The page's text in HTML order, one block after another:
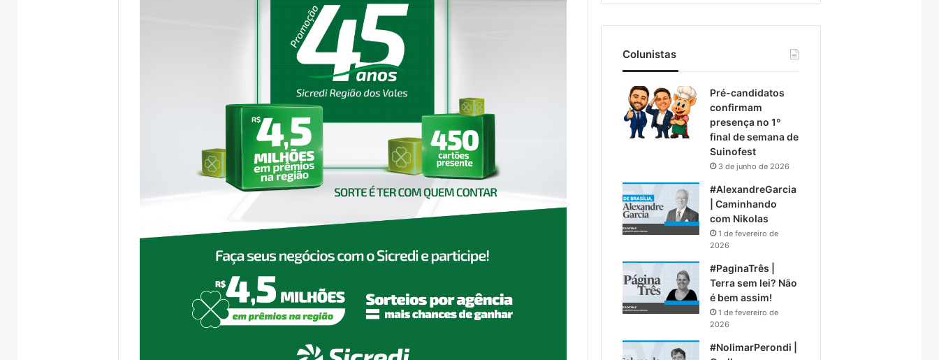
Colunistas
Pré-candidatos
confirmam
presença no 1º
final de semana de
Suinofest
3 de junho de 2026
#AlexandreGarcia
| Caminhando
com Nikolas
1 de fevereiro de
2026
#PaginaTrês |
Terra sem lei? Não
é bem assim!
1 de fevereiro de
2026
#NolimarPerondi |